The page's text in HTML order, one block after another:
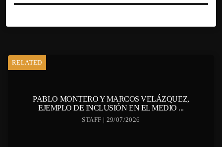
RELATED
PABLO MONTERO Y MARCOS VELÁZQUEZ,
EJEMPLO DE INCLUSIÓN EN EL MEDIO ...
STAFF | 29/07/2026